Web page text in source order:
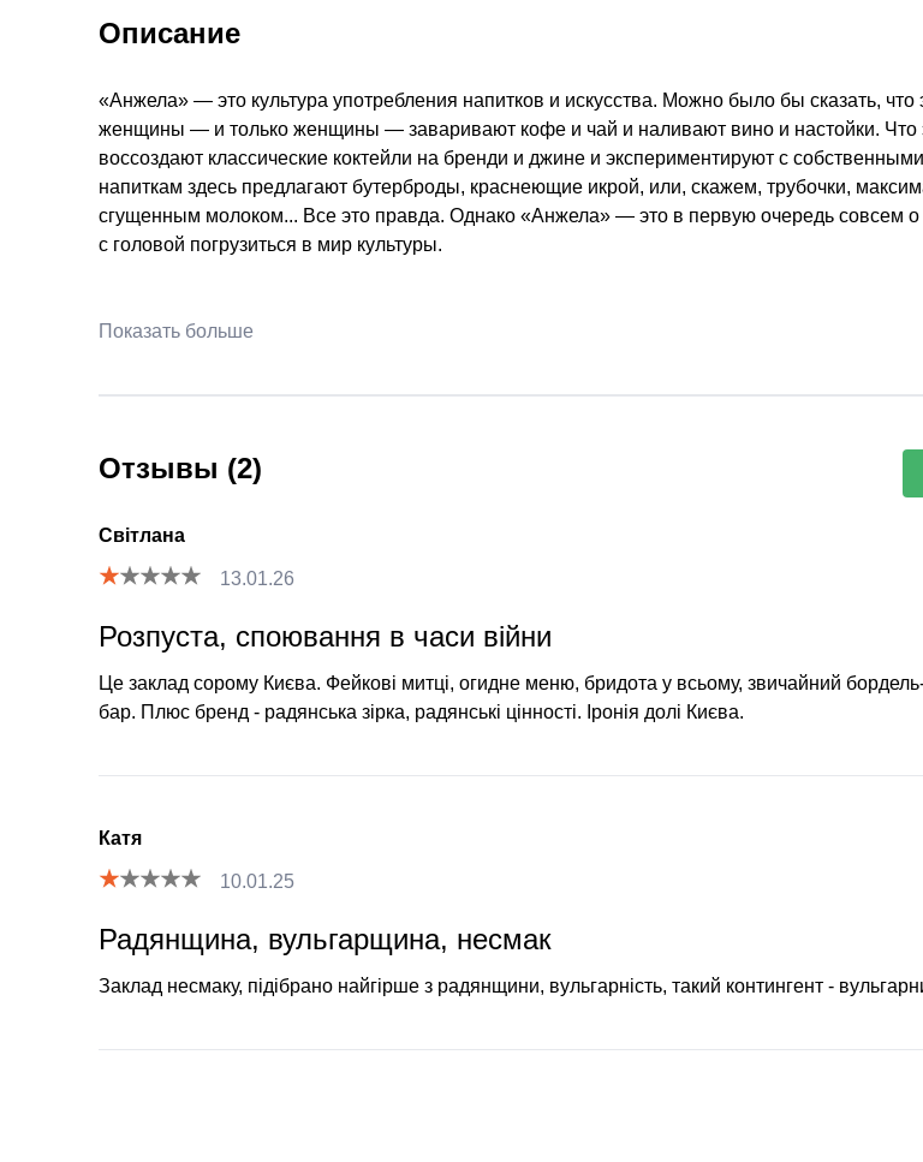
Описание
«Анжела» — это культура употребления напитков и искусства. Можно было бы сказать, что
женщины — и только женщины — заваривают кофе и чай и наливают вино и настойки. Что
воссоздают классические коктейли на бренди и джине и экспериментируют с
напиткам здесь предлагают бутерброды, краснеющие икрой, или, скажем, трубочки,
сгущенным молоком... Все это правда. Однако «Анжела» — это в первую очередь совсем о
с головой погрузиться в мир культуры.
Показать больше
Отзывы (2)
Світлана
13.01.26
Розпуста, споювання в часи війни
Це заклад сорому Києва. Фейкові митці, огидне меню, бридота у всьому, звичайний
бар. Плюс бренд - радянська зірка, радянські цінності. Іронія долі Києва.
Катя
10.01.25
Радянщина, вульгарщина, несмак
Заклад несмаку, підібрано найгірше з радянщини, вульгарність, такий контингент -